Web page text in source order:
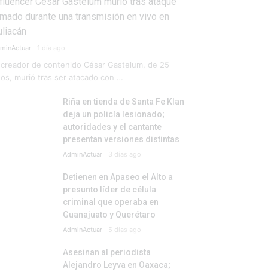
durante una transmisión en vivo en
1 día ago
creador de contenido César Gastelum, de 25
murió tras ser atacado con …
Riña en tienda de Santa Fe Klan
deja un policía lesionado;
autoridades y el cantante
presentan versiones distintas
AdminActuar 3 días ago
Detienen en Apaseo el Alto a
presunto líder de célula
criminal que operaba en
Guanajuato y Querétaro
AdminActuar 5 días ago
Asesinan al periodista
Alejandro Leyva en Oaxaca;